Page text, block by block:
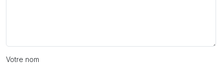
Votre nom